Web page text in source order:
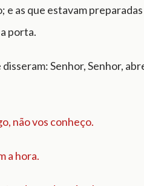
e as que estavam preparadas
porta.
Senhor, Senhor,
não vos conheço.
a hora.